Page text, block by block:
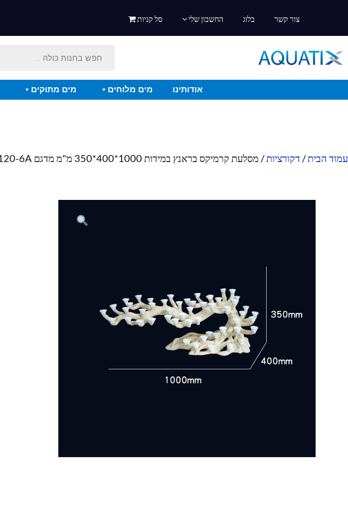
צור קשר בלוג החשבון שלי סל קניות
אודותינו מים מלוחים מים מתוקים
עמוד הבית/ דקורציות/ מסלעת קרמיקס בראנץ במידות 1000*400*350 מ"מ מדגם J120-6A